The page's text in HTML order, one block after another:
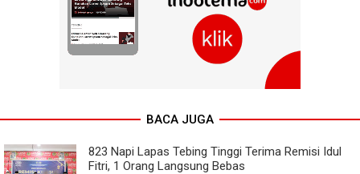
BACA JUGA
823 Napi Lapas Tebing Tinggi Terima Remisi Idul
Fitri, 1 Orang Langsung Bebas